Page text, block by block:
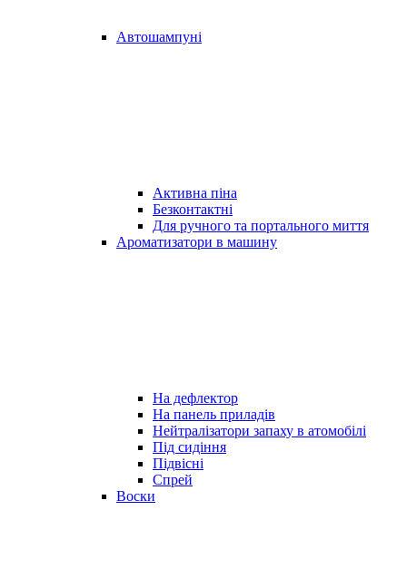
Автошампуні
Активна піна
Безконтактні
Для ручного та портального миття
Ароматизатори в машину
На дефлектор
На панель приладів
Нейтралізатори запаху в атомобілі
Під сидіння
Підвісні
Спрей
Воски